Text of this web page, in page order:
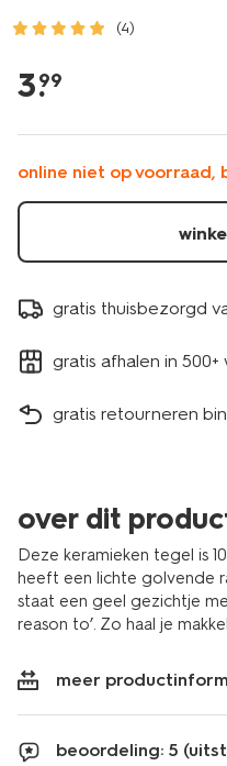
(4)
cadeau/cadeaus/tegel-
10x10cm-
gezichtje-
theres-
a-
to-
61100289.html
3.
99
online niet op voorraad,
gratis thuisbezorgd
gratis afhalen in 500+
gratis retourneren
over dit
Deze keramieken tegel is
heeft een lichte golvende
staat een geel gezichtje
reason to’. Zo haal je
meer
beoordeling: 5